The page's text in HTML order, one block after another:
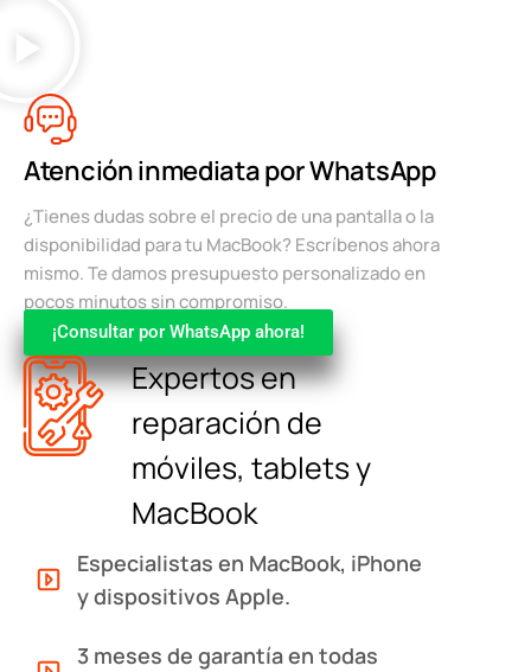
Atención inmediata por WhatsApp
¿Tienes dudas sobre el precio de una pantalla o la
disponibilidad para tu MacBook? Escríbenos ahora
mismo. Te damos presupuesto personalizado en
pocos minutos sin compromiso.
¡Consultar por WhatsApp ahora!
Expertos en
reparación de
móviles, tablets y
MacBook
Especialistas en MacBook, iPhone
y dispositivos Apple.
3 meses de garantía en todas